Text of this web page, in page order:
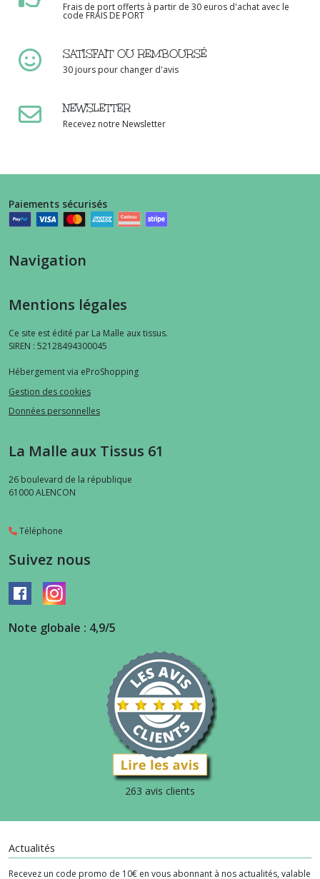
Frais de port offerts à partir de 30 euros d'achat avec le
code FRAIS DE PORT
SATISFAIT OU REMBOURSÉ
30 jours pour changer d'avis
NEWSLETTER
Recevez notre Newsletter
Paiements sécurisés
Navigation
Mentions légales
Ce site est édité par La Malle aux tissus.
SIREN : 52128494300045
Hébergement via eProShopping
Gestion des cookies
Données personnelles
La Malle aux Tissus 61
26 boulevard de la république
61000ALENCON
Téléphone
Suivez nous
Note globale : 4,9/5
263 avis clients
Actualités
Recevez un code promo de 10€ en vous abonnant à nos actualités, valable